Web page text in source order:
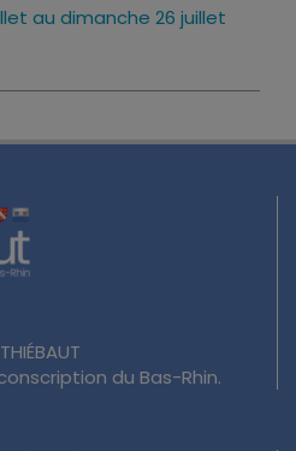
au dimanche 26 juillet
du Bas-Rhin.